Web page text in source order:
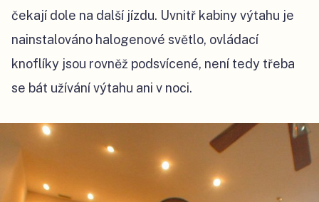
čekají dole na další jízdu. Uvnitř kabiny výtahu je
nainstalováno halogenové světlo, ovládací
knoflíky jsou rovněž podsvícené, není tedy třeba
se bát užívání výtahu ani v noci.